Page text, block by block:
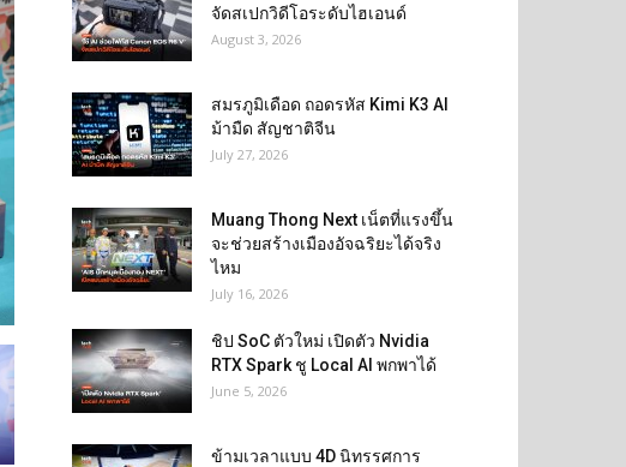
จัดสเปกวิดีโอระดับไฮเอนด์
August 3, 2026
สมรภูมิเดือด ถอดรหัส Kimi K3 AI
ม้ามืด สัญชาติจีน
July 27, 2026
Muang Thong Next เน็ตที่แรงขึ้น
จะช่วยสร้างเมืองอัจฉริยะได้จริง
ไหม
July 16, 2026
ชิป SoC ตัวใหม่ เปิดตัว Nvidia
RTX Spark ชู Local AI พกพาได้
June 5, 2026
ข้ามเวลาแบบ 4D นิทรรศการ